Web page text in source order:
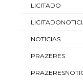
LICITADO
NOTICIAS
PRAZERES